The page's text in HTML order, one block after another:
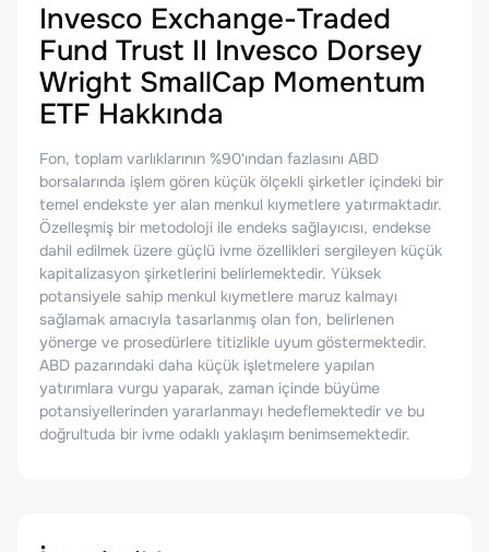
Invesco Exchange-Traded
Fund Trust II Invesco Dorsey
Wright SmallCap Momentum
ETF Hakkında
Fon, toplam varlıklarının %90'ından fazlasını ABD
borsalarında işlem gören küçük ölçekli şirketler içindeki bir
temel endekste yer alan menkul kıymetlere yatırmaktadır.
Özelleşmiş bir metodoloji ile endeks sağlayıcısı, endekse
dahil edilmek üzere güçlü ivme özellikleri sergileyen küçük
kapitalizasyon şirketlerini belirlemektedir. Yüksek
potansiyele sahip menkul kıymetlere maruz kalmayı
sağlamak amacıyla tasarlanmış olan fon, belirlenen
yönerge ve prosedürlere titizlikle uyum göstermektedir.
ABD pazarındaki daha küçük işletmelere yapılan
yatırımlara vurgu yaparak, zaman içinde büyüme
potansiyellerinden yararlanmayı hedeflemektedir ve bu
doğrultuda bir ivme odaklı yaklaşım benimsemektedir.